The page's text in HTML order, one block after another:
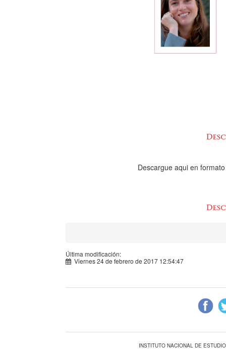
Descargue aqui en
Última modificación:
Viernes 24 de febrero de 2017 12:54:47
INSTITUTO NACIONAL DE